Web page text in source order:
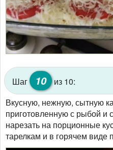
Шаг 10 из 10:
Вкусную, нежную, сытную
приготовленную с рыбой и
нарезать на порционные
тарелкам и в горячем виде